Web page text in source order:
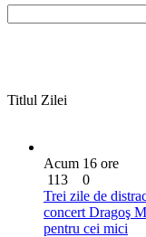
Titlul Zilei
Acum 16 ore
113
0
Trei zile de
concert Dragoş
pentru cei mici